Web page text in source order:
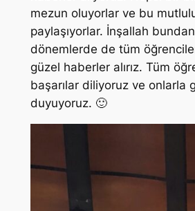
mezun oluyorlar ve bu
paylaşıyorlar. İnşallah
dönemlerde de tüm
güzel haberler alırız. Tüm
başarılar diliyoruz ve onlarla
duyuyoruz. 🙂